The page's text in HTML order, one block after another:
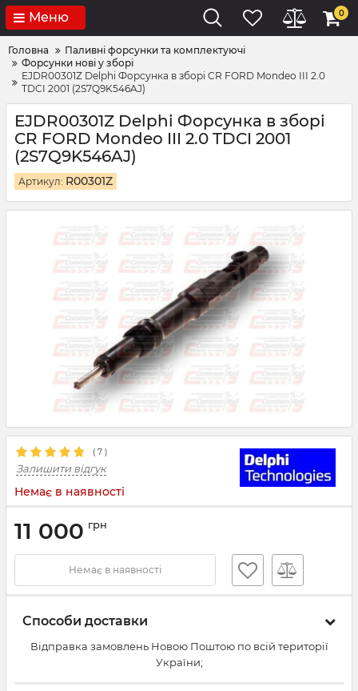
Меню 0
Головна
Паливні форсунки та комплектуючі
Форсунки нові у зборі
EJDR00301Z Delphi Форсунка в зборі CR FORD Mondeo III 2.0
TDCI 2001 (2S7Q9K546AJ)
EJDR00301Z Delphi Форсунка в зборі
CR FORD Mondeo III 2.0 TDCI 2001
(2S7Q9K546AJ)
Артикул: R00301Z
( 7 )
Залишити відгук
Немає в наявності
11 000 грн
Немає в наявності
Способи доставки
Відправка замовлень Новою Поштою по всій території
України;